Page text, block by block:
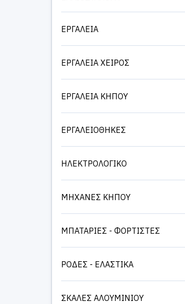
ΕΡΓΑΛΕΙΑ
ΕΡΓΑΛΕΙΑ ΧΕΙΡΟΣ
ΕΡΓΑΛΕΙΑ ΚΗΠΟΥ
ΕΡΓΑΛΕΙΟΘΗΚΕΣ
ΗΛΕΚΤΡΟΛΟΓΙΚΟ
ΜΗΧΑΝΕΣ ΚΗΠΟΥ
ΜΠΑΤΑΡΙΕΣ - ΦΟΡΤΙΣΤΕΣ
ΡΟΔΕΣ - ΕΛΑΣΤΙΚΑ
ΣΚΑΛΕΣ ΑΛΟΥΜΙΝΙΟΥ